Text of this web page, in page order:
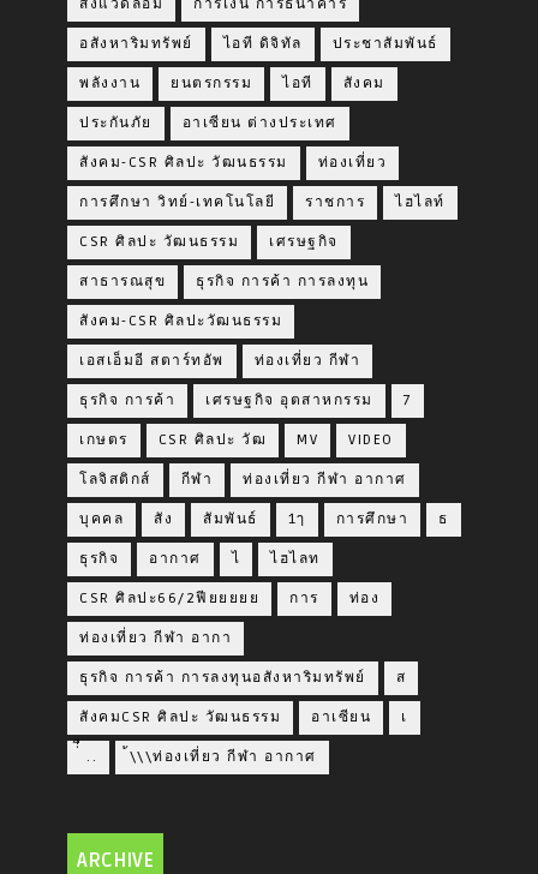
สิ่งแวดล้อม การเงิน การธนาคาร
อสังหาริมทรัพย์ ไอที ดิจิทัล ประชาสัมพันธ์
พลังงาน ยนตรกรรม ไอที สังคม
ประกันภัย อาเซียน ต่างประเทศ
สังคม-CSR ศิลปะ วัฒนธรรม ท่องเที่ยว
การศึกษา วิทย์-เทคโนโลยี ราชการ ไฮไลท์
CSR ศิลปะ วัฒนธรรม เศรษฐกิจ
สาธารณสุข ธุรกิจ การค้า การลงทุน
สังคม-CSR ศิลปะวัฒนธรรม
เอสเอ็มอี สตาร์ทอัพ ท่องเที่ยว กีฬา
ธุรกิจ การค้า เศรษฐกิจ อุตสาหกรรม 7
เกษตร CSR ศิลปะ วัฒ MV VIDEO
โลจิสติกส์ กีฬา ท่องเที่ยว กีฬา อากาศ
บุคคล สัง สัมพันธ์ 1ๅ การศึกษา ธ
ธุรกิจ อากาศ ไ ไฮไลท
CSR ศิลปะ66/2ฟียยยยย การ ท่อง
ท่องเที่ยว กีฬา อากา
ธุรกิจ การค้า การลงทุนอสังหาริมทรัพย์ ส
สังคมCSR ศิลปะ วัฒนธรรม อาเซียน เ
่่ื​ .. ้\\\ท่องเที่ยว กีฬา อากาศ
ARCHIVE